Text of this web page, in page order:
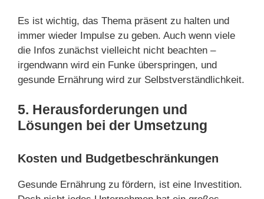
Es ist wichtig, das Thema präsent zu halten und
immer wieder Impulse zu geben. Auch wenn viele
die Infos zunächst vielleicht nicht beachten –
irgendwann wird ein Funke überspringen, und
gesunde Ernährung wird zur Selbstverständlichkeit.
5. Herausforderungen und
Lösungen bei der Umsetzung
Kosten und Budgetbeschränkungen
Gesunde Ernährung zu fördern, ist eine Investition.